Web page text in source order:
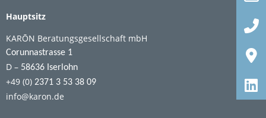
Hauptsitz
KARŌN Beratungsgesellschaft mbH
Corunnastrasse 1
D – 58636 Iserlohn
+49 (0) 2371 3 53 38 09
info@karon.de